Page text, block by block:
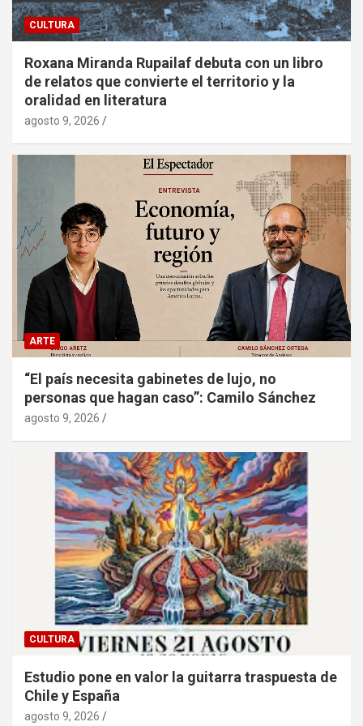
CULTURA
Roxana Miranda Rupailaf debuta con un libro
de relatos que convierte el territorio y la
oralidad en literatura
agosto 9, 2026
ARTE
“El país necesita gabinetes de lujo, no
personas que hagan caso”: Camilo Sánchez
agosto 9, 2026
CULTURA
Estudio pone en valor la guitarra traspuesta de
Chile y España
agosto 9, 2026